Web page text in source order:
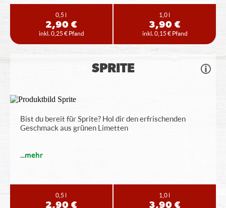
0,5 l
2,90 €
inkl. 0,25 € Pfand
1,0 l
3,90 €
inkl. 0,15 € Pfand
SPRITE
Bist du bereit für Sprite? Hol dir den erfrischenden
Geschmack aus grünen Limetten
...mehr
0,5 l
2,90 €
1,0 l
3,90 €